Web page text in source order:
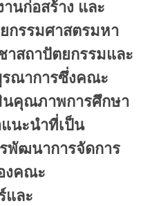
นก่อสร้าง และ
กรรมศาสตรมหา
สถาปัตยกรรมและ
รณาการซึ่งคณะ
นคุณภาพการศึกษา
นะนำที่เป็น
พัฒนาการจัดการ
งคณะ
และ